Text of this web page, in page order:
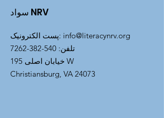
سواد NRV
پست الکترونیک: info@literacynrv.org
تلفن:
540-382-7262
خیابان اصلی 195 W
Christiansburg, VA 24073